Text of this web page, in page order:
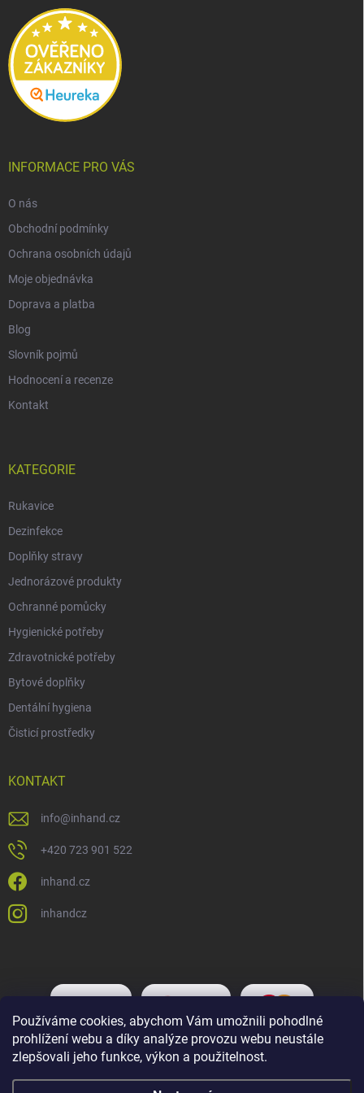
Používáme cookies, abychom Vám umožnili pohodlné
prohlížení webu a díky analýze provozu webu neustále
zlepšovali jeho funkce, výkon a použitelnost.
INFORMACE PRO VÁS
O nás
Obchodní podmínky
Ochrana osobních údajů
Moje objednávka
Doprava a platba
Blog
Slovník pojmů
Hodnocení a recenze
Kontakt
KATEGORIE
Rukavice
Dezinfekce
Doplňky stravy
Jednorázové produkty
Ochranné pomůcky
Hygienické potřeby
Zdravotnické potřeby
Bytové doplňky
Dentální hygiena
Čisticí prostředky
KONTAKT
info@inhand.cz
+420 723 901 522
inhand.cz
inhandcz